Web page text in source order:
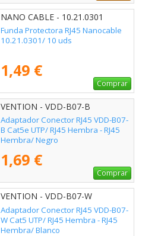
NANO CABLE - 10.21.0301
Funda Protectora RJ45 Nanocable
10.21.0301/ 10 uds
1,49 €
Comprar
VENTION - VDD-B07-B
Adaptador Conector RJ45 VDD-B07-
B Cat5e UTP/ RJ45 Hembra - RJ45
Hembra/ Negro
1,69 €
Comprar
VENTION - VDD-B07-W
Adaptador Conector RJ45 VDD-B07-
W Cat5 UTP/ RJ45 Hembra - RJ45
Hembra/ Blanco